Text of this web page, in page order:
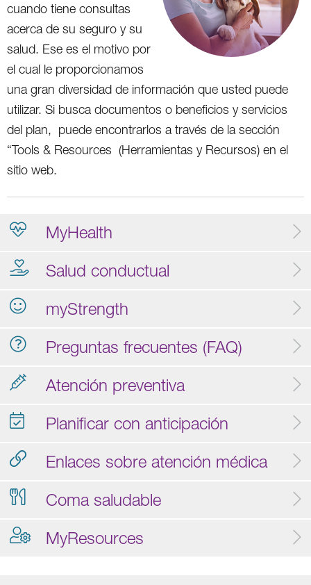
cuando tiene consultas
acerca de su seguro y su
salud. Ese es el motivo por
el cual le proporcionamos
una gran diversidad de información que usted puede
utilizar. Si busca documentos o beneficios y servicios
del plan, puede encontrarlos a través de la sección
“Tools & Resources (Herramientas y Recursos) en el
sitio web.
MyHealth
Salud conductual
myStrength
Preguntas frecuentes (FAQ)
Atención preventiva
Planificar con anticipación
Enlaces sobre atención médica
Coma saludable
MyResources